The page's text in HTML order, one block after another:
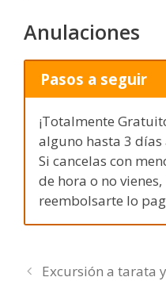
Anulaciones
Pasos a seguir
¡Totalmente
alguno hasta 3
Si cancelas con
de hora o no
reembolsarte lo
Excursión a tarata